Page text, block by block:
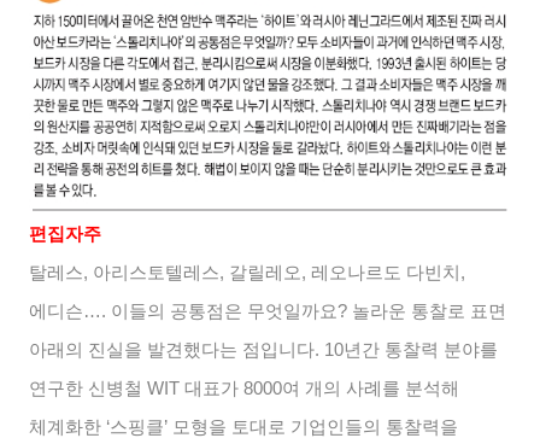
편집자주
탈레스, 아리스토텔레스, 갈릴레오, 레오나르도 다빈치,
에디슨…. 이들의 공통점은 무엇일까요? 놀라운 통찰로 표면
아래의 진실을 발견했다는 점입니다. 10년간 통찰력 분야를
연구한 신병철 WIT대표가 8000여 개의 사례를 분석해
체계화한 ‘스핑클’ 모형을 토대로 기업인들의 통찰력을